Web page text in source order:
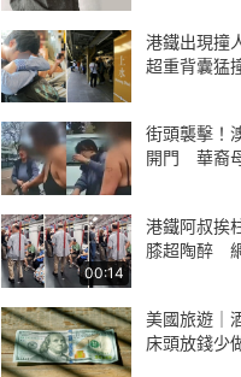
港鐵出現撞
超重背囊猛
街頭襲擊！
開門 華裔
00:14
港鐵阿叔挨
膝超陶醉
美國旅遊｜
床頭放錢少